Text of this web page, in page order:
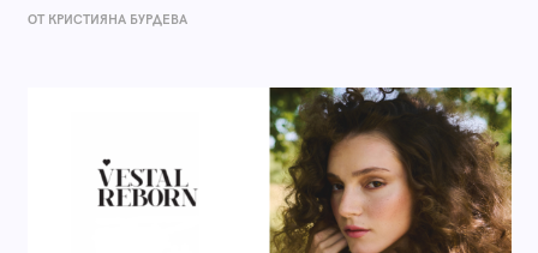
ОТ КРИСТИЯНА БУРДЕВА